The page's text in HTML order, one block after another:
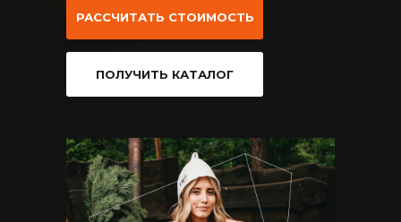
РАССЧИТАТЬ СТОИМОСТЬ
ПОЛУЧИТЬ КАТАЛОГ